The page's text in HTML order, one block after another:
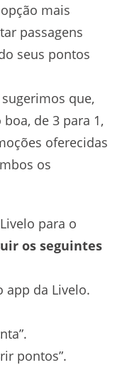
mais
passagens
seus pontos
que,
de 3 para 1,
oferecidas
os
para o
os seguintes
app da Livelo.
pontos”.